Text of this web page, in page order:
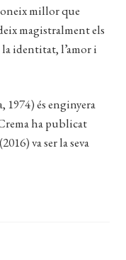
millor que
magistralment els
identitat, l’amor i
1974) és enginyera
ha publicat
va ser la seva